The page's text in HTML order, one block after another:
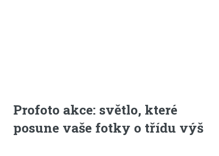
Profoto akce: světlo, které
posune vaše fotky o třídu výš